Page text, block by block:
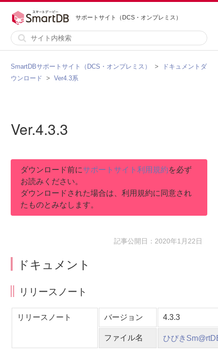
サポートサイト（DCS・オンプレミス）
SmartDBサポートサイト（DCS・オンプレミス）
ドキュメントダ
ウンロード
Ver4.3系
Ver.4.3.3
ダウンロード前にサポートサイト利用規約を必ず
お読みください。
ダウンロードされた場合は、利用規約に同意され
たものとみなします。
記事公開日：2020年1月22日
ドキュメント
リリースノート
リリースノート バージョン 4.3.3
ファイル名 ひびき